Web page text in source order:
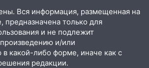
девушка без прав
на мопеде и попала в
Вся информация, размещенная на
предназначена только для
и не подлежит
и/или
в какой-либо форме, иначе как с
редакции.